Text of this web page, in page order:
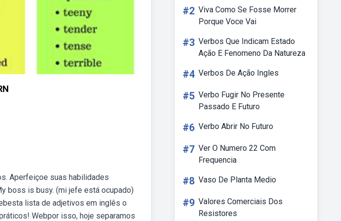
Aperfeiçoe suas habilidades
boss is busy. (mi jefe está ocupado)
lista de adjetivos em inglês o
Webpor isso, hoje separamos
#2 Viva Como Se Fosse Morrer
Porque Voce Vai
#3 Verbos Que Indicam Estado
Ação E Fenomeno Da Natureza
#4 Verbos De Ação Ingles
#5 Verbo Fugir No Presente
Passado E Futuro
#6 Verbo Abrir No Futuro
#7 Ver O Numero 22 Com
Frequencia
#8 Vaso De Planta Medio
#9 Valores Comerciais Dos
Resistores